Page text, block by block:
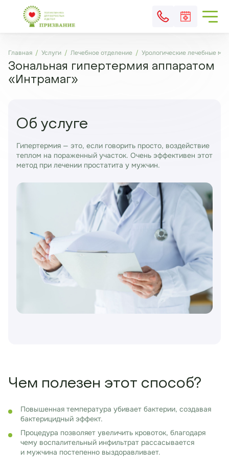
Главная Услуги Лечебное отделение Урологические лечебные
Зональная гипертермия аппаратом
«Интрамаг»
Об услуге
Гипертермия — это, если говорить просто, воздействие
теплом на пораженный участок. Очень эффективен этот
метод при лечении простатита у мужчин.
Чем полезен этот способ?
Повышенная температура убивает бактерии, создавая
бактерицидный эффект.
Процедура позволяет увеличить кровоток, благодаря
чему воспалительный инфильтрат рассасывается
и мужчина постепенно выздоравливает.